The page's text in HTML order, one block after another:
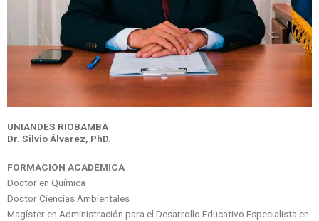
UNIANDES RIOBAMBA
Dr. Silvio Álvarez, PhD.
FORMACIÓN ACADÉMICA
Doctor en Química
Doctor Ciencias Ambientales
Magíster en Administración para el Desarrollo Educativo Especialista en